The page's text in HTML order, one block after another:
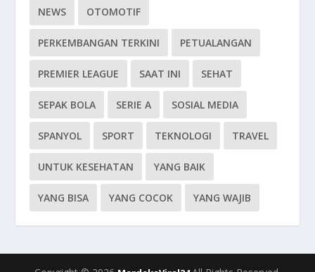
NEWS OTOMOTIF
PERKEMBANGAN TERKINI PETUALANGAN
PREMIER LEAGUE SAAT INI SEHAT
SEPAK BOLA SERIE A SOSIAL MEDIA
SPANYOL SPORT TEKNOLOGI TRAVEL
UNTUK KESEHATAN YANG BAIK
YANG BISA YANG COCOK YANG WAJIB